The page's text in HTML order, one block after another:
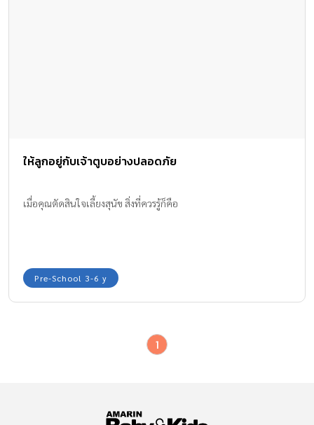
ให้ลูกอยู่กับเจ้าตูบอย่างปลอดภัย
เมื่อคุณตัดสินใจเลี้ยงสุนัข สิ่งที่ควรรู้ก็คือ
Pre-School 3-6 y
1